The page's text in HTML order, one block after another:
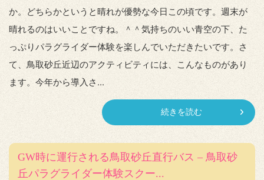
か。どちらかというと晴れが優勢な今日この頃です。週末が
晴れるのはいいことですね。＾＾気持ちのいい青空の下、た
っぷりパラグライダー体験を楽しんでいただきたいです。さ
て、鳥取砂丘近辺のアクティビティには、こんなものがあり
ます。今年から導入さ...
続きを読む
GW時に運行される鳥取砂丘直行バス – 鳥取砂
丘パラグライダー体験スクー...